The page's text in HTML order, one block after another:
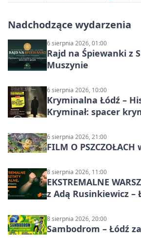
Nadchodzące wydarzenia
6 sierpnia 2026, 01:00
Rajd na Śpiewanki z
Muszynie
6 sierpnia 2026, 10:00
Kryminalna Łódź –
Kryminał: spacer
6 sierpnia 2026, 21:00
FILM O
8 sierpnia 2026, 11:00
EKSTREMALNE
z Adą Rusinkiewicz –
8 sierpnia 2026, 20:00
Sambodrom – Łódź